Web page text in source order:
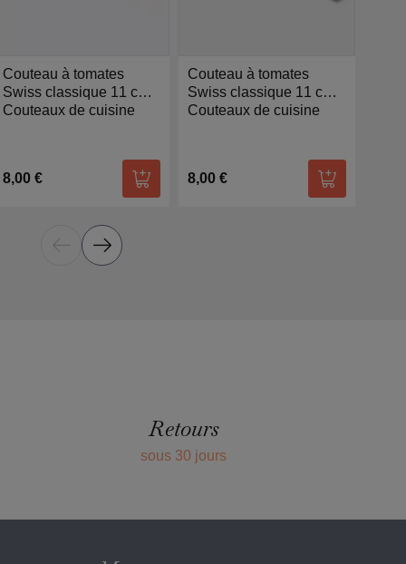
panier
Couteau à tomates
Swiss classique 11 cm
jaune - Victorinox
Couteaux de cuisine
8,00 €
Ajouter au panier
Couteau à tomates
Swiss classique 11 cm
noir- Victorinox
Couteaux de cuisine
8,00 €
Ajouter au
Retours
sous 30 jours